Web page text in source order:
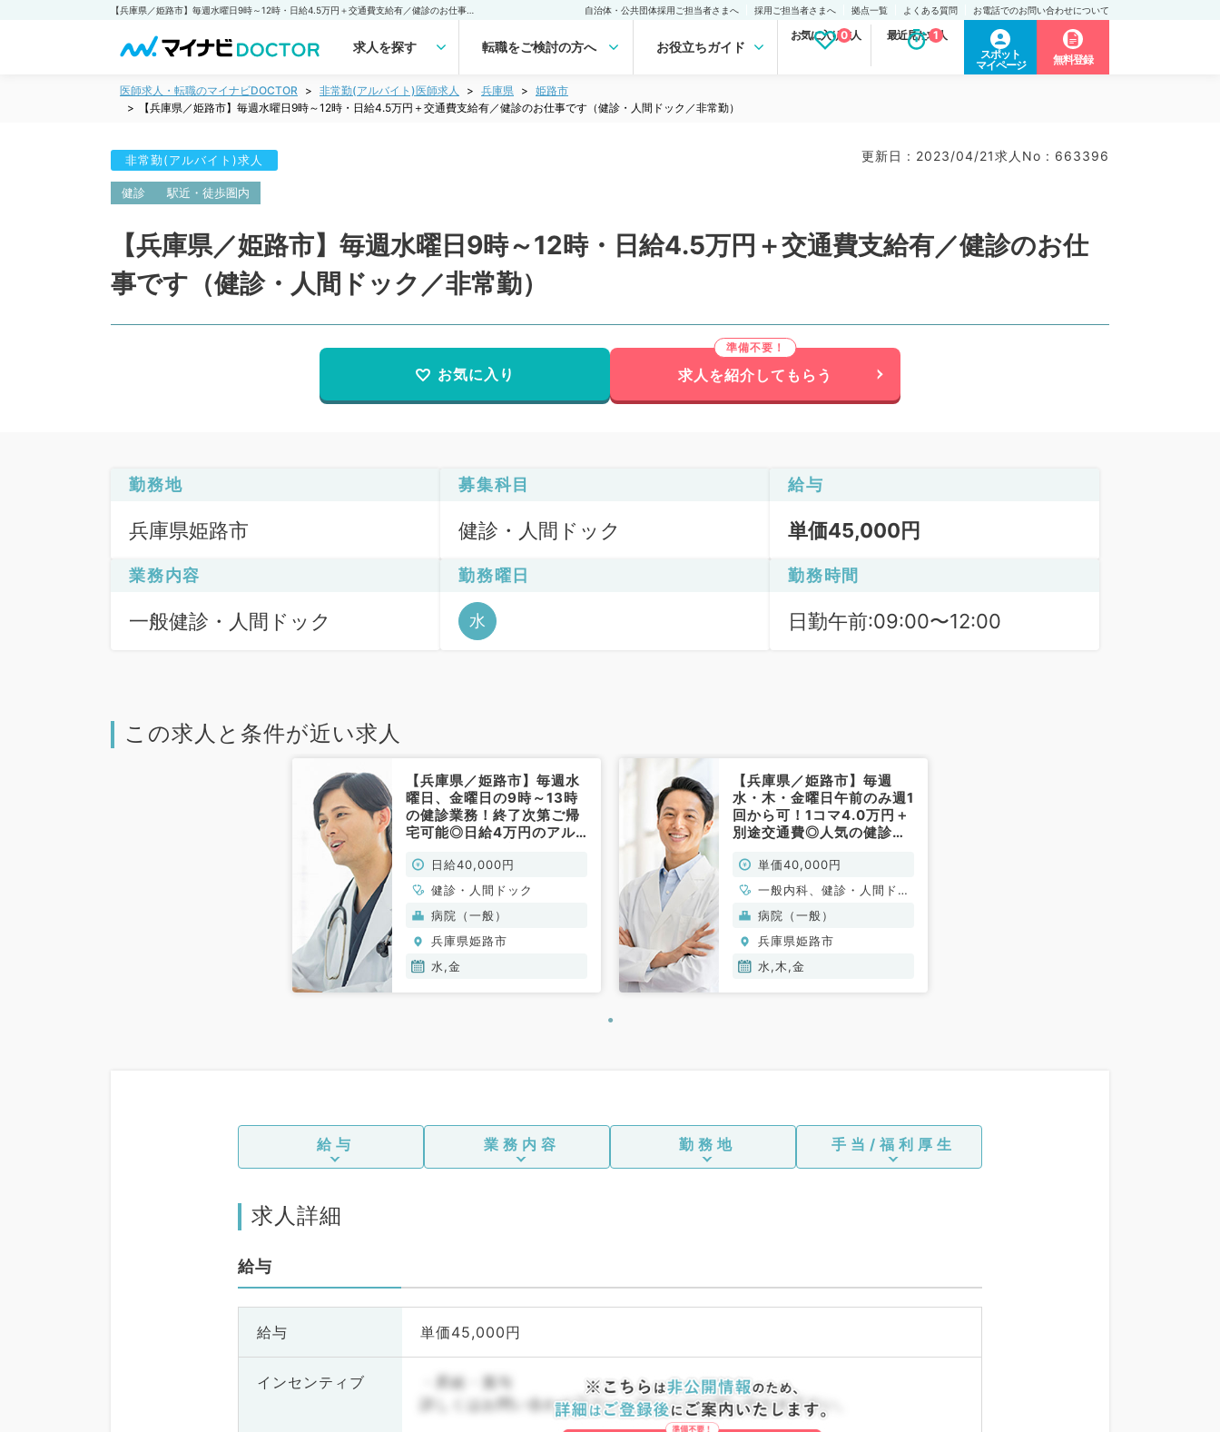
自治体・公共団体採用ご担当者さまへ 採用ご担当者さまへ 拠点一覧 よくある質問 お電話でのお問い合わせについて
求人を探す 転職をご検討の方へ お役立ちガイド
お気に入り求人
0 最近見た求人
1
スポット
マイページ
無料登録
医師求人・転職のマイナビDOCTOR 非常勤(アルバイト)医師求人 兵庫県
姫路市
【兵庫県／姫路市】毎週水曜日9時～12時・日給4.5万円＋交通費支給有／健診のお仕事です（健診・人間ドック／非常勤）
非常勤(アルバイト)求人 更新日 : 2023/04/21求人No : 663396
健診 駅近・徒歩圏内
【兵庫県／姫路市】毎週水曜日9時～12時・日給4.5万円＋交通費支給有／健診のお仕
事です（健診・人間ドック／非常勤）
お気に入り 求人を紹介してもらう
勤務地
兵庫県姫路市
募集科目
健診・人間ドック
給与
単価45,000円
業務内容
一般健診・人間ドック
勤務曜日
水
勤務時間
日勤午前:09:00〜12:00
この求人と条件が近い求人
【兵庫県／姫路市】毎週水
曜日、金曜日の9時～13時
の健診業務！終了次第ご帰
宅可能◎日給4万円のアル
ッグ／非常勤）
日給40,000円
健診・人間ドック
病院（一般）
兵庫県姫路市
水,金
【兵庫県／姫路市】毎週
水・木・金曜日午前のみ週1
回から可！1コマ4.0万円＋
別途交通費◎人気の健診の
常勤）単価40,000円
一般内科、健診・人間ドッ
ク
病院（一般）
兵庫県姫路市
水,木,金
給与 業務内容 勤務地 手当/福利厚生
求人詳細
給与
給与 単価45,000円
インセンティブ
・昇給・賞与
詳しくはお問い合わせ下さい。詳しくはお問い合わせ下さい。